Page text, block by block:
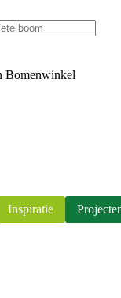
Bomenwinkel
Inspiratie